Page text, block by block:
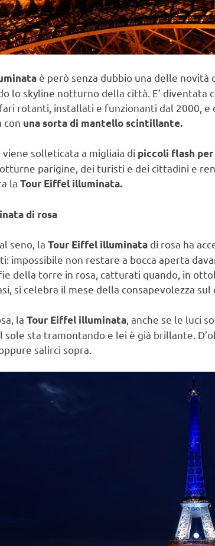
è però senza dubbio una delle novità
lo skyline notturno della città. E’ diventata
rotanti, installati e funzionanti dal 2000, e
con una sorta di mantello scintillante.
solleticata a migliaia di piccoli flash
parigine, dei turisti e dei cittadini e
la Tour Eiffel illuminata.
di rosa
seno, la Tour Eiffel illuminata di rosa ha
impossibile non restare a bocca aperta
della torre in rosa, catturati quando, in
si celebra il mese della consapevolezza sul
la Tour Eiffel illuminata , anche se le luci
sole sta tramontando e lei è già brillante.
salirci sopra.